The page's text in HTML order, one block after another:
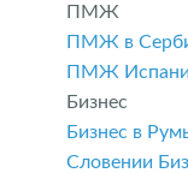
ПМЖ
ПМЖ в
ПМЖ
Бизнес
Бизнес в
Словении